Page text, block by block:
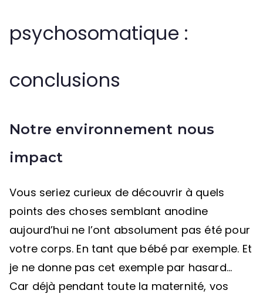
psychosomatique :
conclusions
Notre environnement nous
impact
Vous seriez curieux de découvrir à quels
points des choses semblant anodine
aujourd’hui ne l’ont absolument pas été pour
votre corps. En tant que bébé par exemple. Et
je ne donne pas cet exemple par hasard…
Car déjà pendant toute la maternité, vos